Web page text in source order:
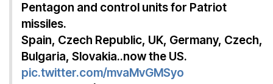
Pentagon and control units for Patriot
missiles.
Spain, Czech Republic, UK, Germany, Czech,
Bulgaria, Slovakia..now the US.
pic.twitter.com/mvaMvGMSyo